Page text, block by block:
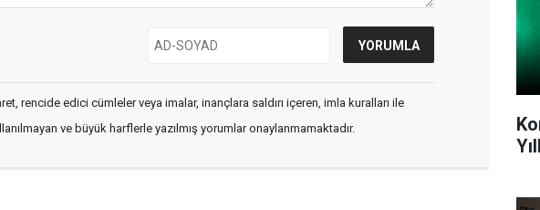
rencide edici cümleler veya imalar, inançlara saldırı içeren, imla kuralları ile
ve büyük harflerle yazılmış yorumlar onaylanmamaktadır.